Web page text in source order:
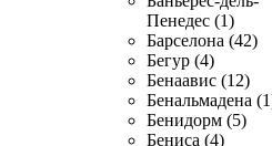
Пенедес (1)
Барселона (42)
Бегур (4)
Бенаавис (12)
Бенальмадена
Бенидорм (5)
Бениса (4)